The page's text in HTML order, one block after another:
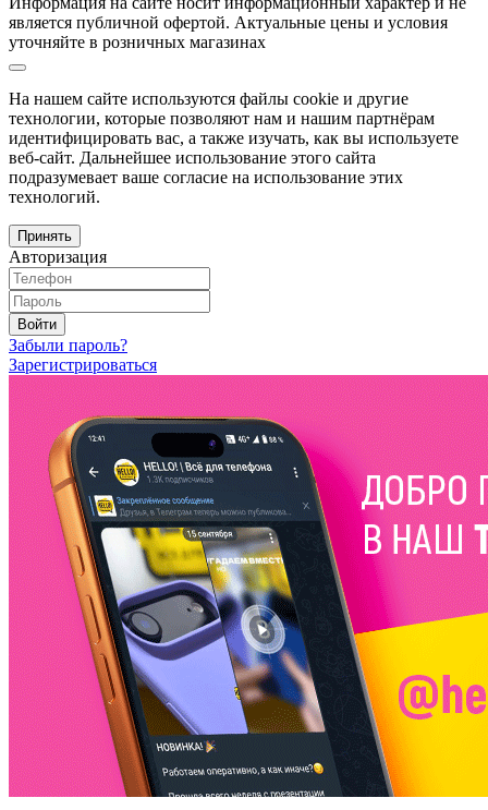
является публичной офертой. Актуальные цены и условия
уточняйте в розничных магазинах
На нашем сайте используются файлы cookie и другие
технологии, которые позволяют нам и нашим партнёрам
идентифицировать вас, а также изучать, как вы используете
веб-сайт. Дальнейшее использование этого сайта
подразумевает ваше согласие на использование этих
технологий.
Принять
Авторизация
Войти
Забыли пароль?
Зарегистрироваться